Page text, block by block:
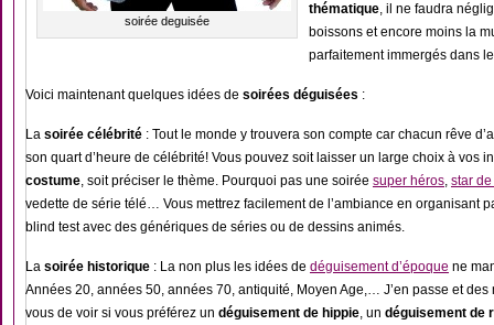
soirée deguisée
thématique, il ne faudra
boissons et encore moins la
parfaitement immergés dans
Voici maintenant quelques idées de soirées déguisées :
La soirée célébrité : Tout le monde y trouvera son compte car chacun rêve
son quart d’heure de célébrité! Vous pouvez soit laisser un large choix à vos
costume, soit préciser le thème. Pourquoi pas une soirée super héros, star
vedette de série télé… Vous mettrez facilement de l’ambiance en organisant
blind test avec des génériques de séries ou de dessins animés.
La soirée historique : La non plus les idées de déguisement d’époque ne
Années 20, années 50, années 70, antiquité, Moyen Age,… J’en passe et des
vous de voir si vous préférez un déguisement de hippie, un déguisement de